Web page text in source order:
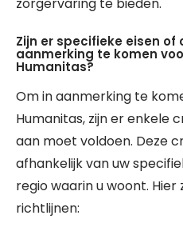
Zijn er specifieke eisen of
aanmerking te komen
Humanitas?
Om in aanmerking te
Humanitas, zijn er enkele
aan moet voldoen. Deze
afhankelijk van uw
regio waarin u woont.
richtlijnen: